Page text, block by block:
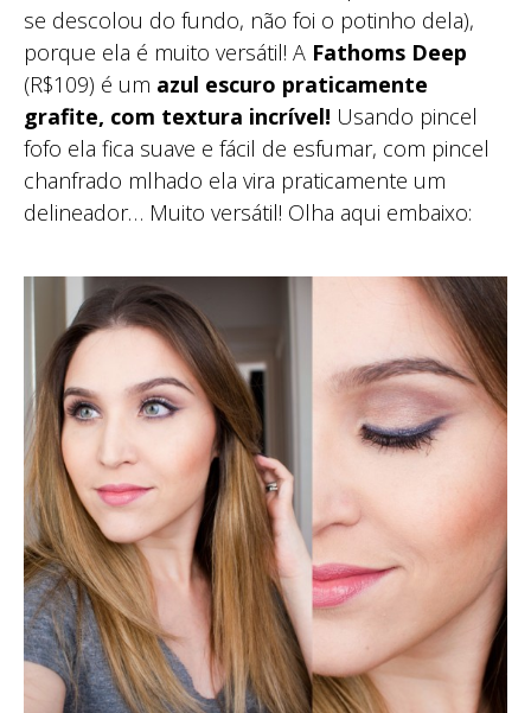
se descolou do fundo, não foi o potinho dela),
porque ela é muito versátil! A Fathoms Deep
(R$109) é um azul escuro praticamente
grafite, com textura incrível! Usando pincel
fofo ela fica suave e fácil de esfumar, com pincel
chanfrado mlhado ela vira praticamente um
delineador… Muito versátil! Olha aqui embaixo: